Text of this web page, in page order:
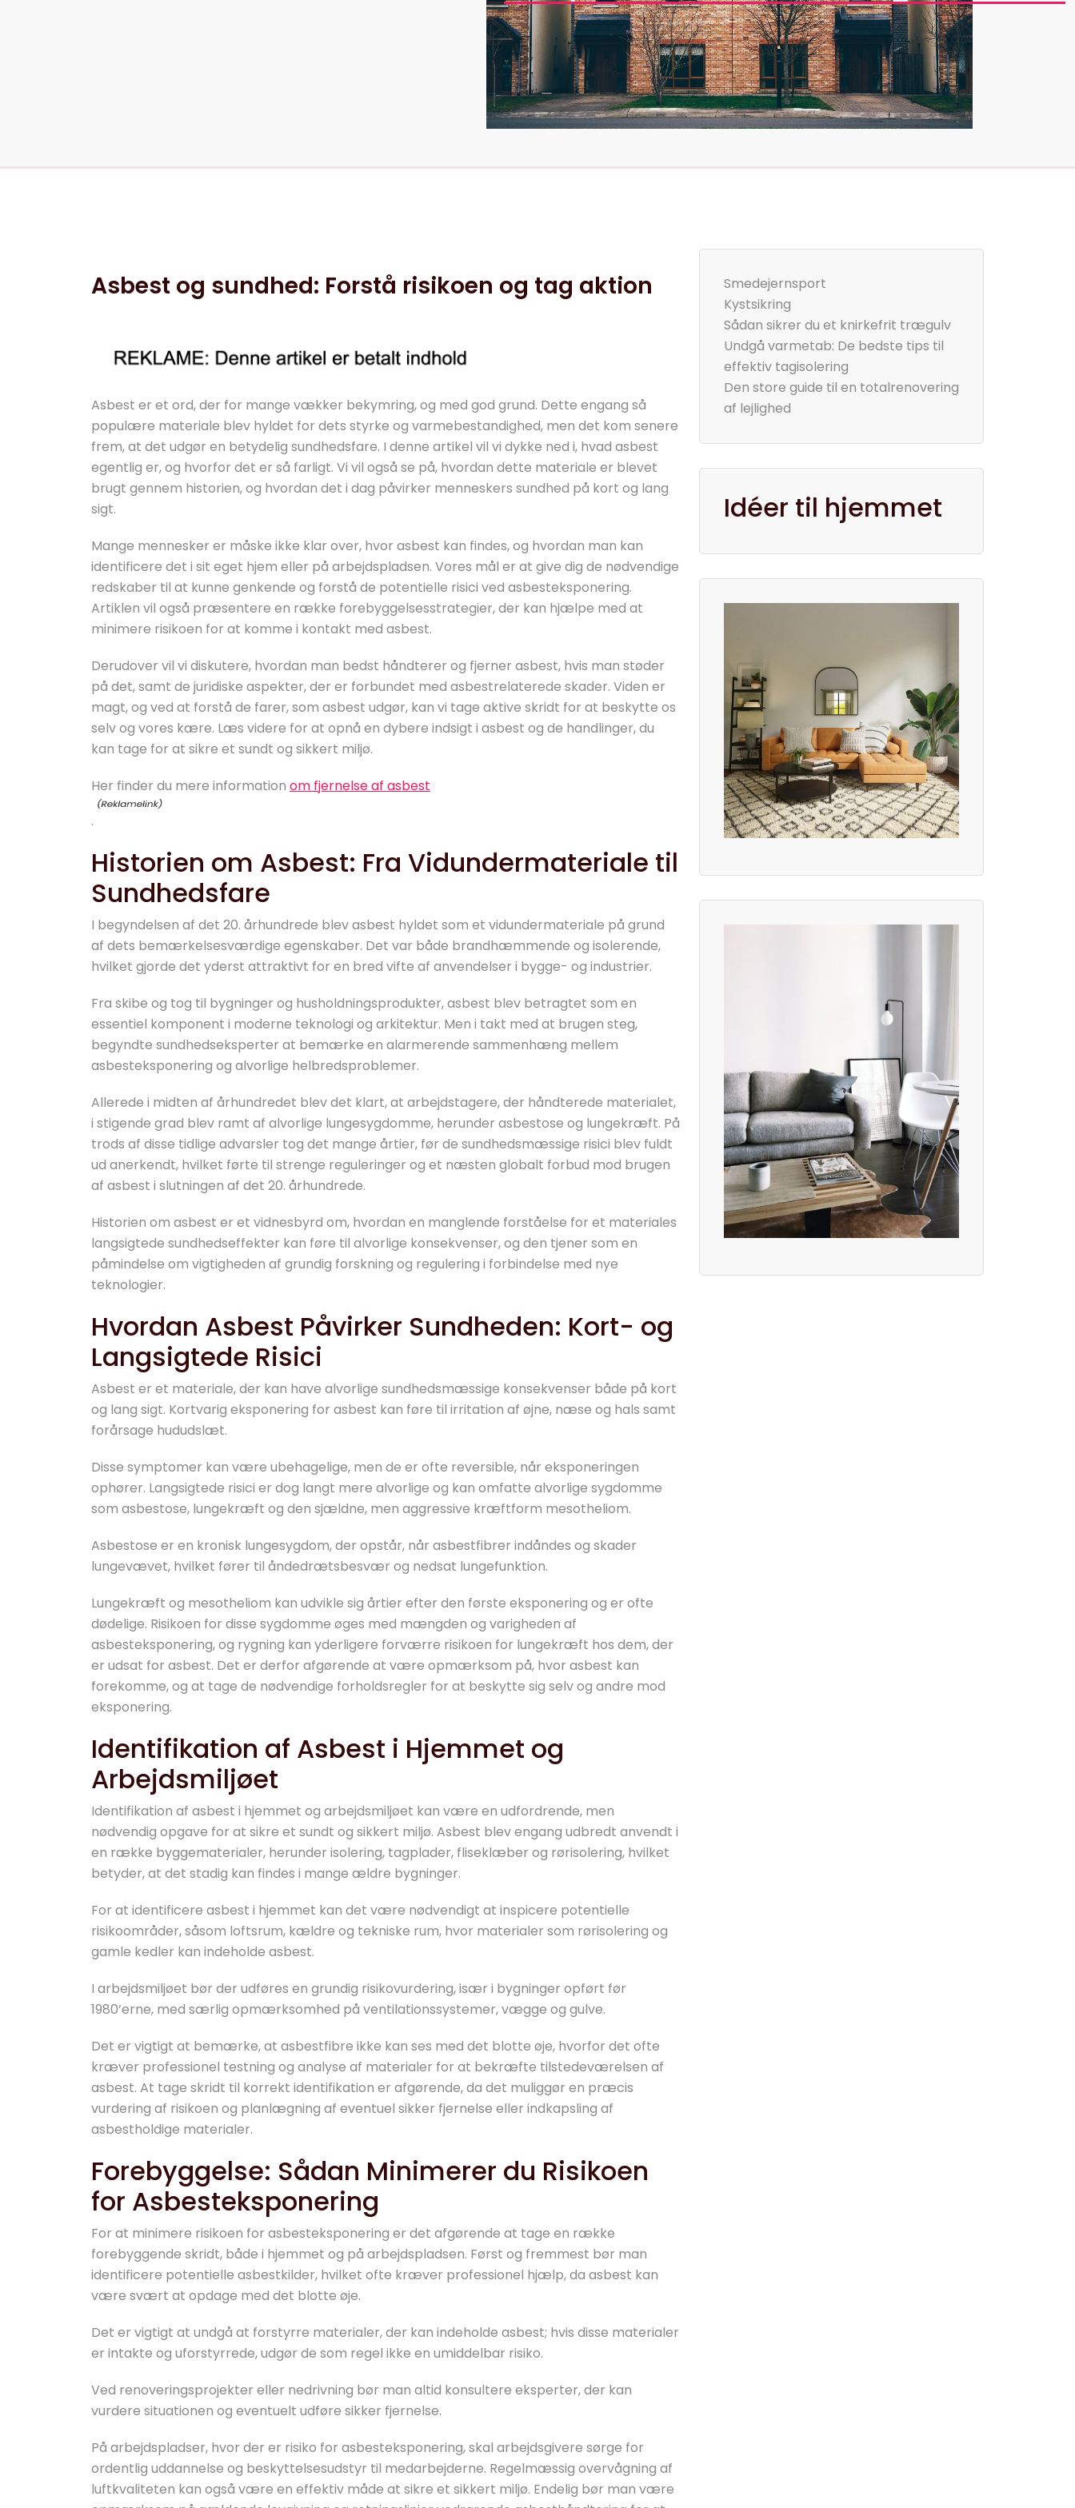
Asbest og sundhed: Forstå risikoen og tag aktion
Asbest er et ord, der for mange vækker bekymring, og med god grund. Dette engang så
populære materiale blev hyldet for dets styrke og varmebestandighed, men det kom senere
frem, at det udgør en betydelig sundhedsfare. I denne artikel vil vi dykke ned i, hvad asbest
egentlig er, og hvorfor det er så farligt. Vi vil også se på, hvordan dette materiale er blevet
brugt gennem historien, og hvordan det i dag påvirker menneskers sundhed på kort og lang
sigt.
Mange mennesker er måske ikke klar over, hvor asbest kan findes, og hvordan man kan
identificere det i sit eget hjem eller på arbejdspladsen. Vores mål er at give dig de nødvendige
redskaber til at kunne genkende og forstå de potentielle risici ved asbesteksponering.
Artiklen vil også præsentere en række forebyggelsesstrategier, der kan hjælpe med at
minimere risikoen for at komme i kontakt med asbest.
Derudover vil vi diskutere, hvordan man bedst håndterer og fjerner asbest, hvis man støder
på det, samt de juridiske aspekter, der er forbundet med asbestrelaterede skader. Viden er
magt, og ved at forstå de farer, som asbest udgør, kan vi tage aktive skridt for at beskytte os
selv og vores kære. Læs videre for at opnå en dybere indsigt i asbest og de handlinger, du
kan tage for at sikre et sundt og sikkert miljø.
Her finder du mere information om fjernelse af asbest
.
Historien om Asbest: Fra Vidundermateriale til
Sundhedsfare
I begyndelsen af det 20. århundrede blev asbest hyldet som et vidundermateriale på grund
af dets bemærkelsesværdige egenskaber. Det var både brandhæmmende og isolerende,
hvilket gjorde det yderst attraktivt for en bred vifte af anvendelser i bygge- og industrier.
Fra skibe og tog til bygninger og husholdningsprodukter, asbest blev betragtet som en
essentiel komponent i moderne teknologi og arkitektur. Men i takt med at brugen steg,
begyndte sundhedseksperter at bemærke en alarmerende sammenhæng mellem
asbesteksponering og alvorlige helbredsproblemer.
Allerede i midten af århundredet blev det klart, at arbejdstagere, der håndterede materialet,
i stigende grad blev ramt af alvorlige lungesygdomme, herunder asbestose og lungekræft. På
trods af disse tidlige advarsler tog det mange årtier, før de sundhedsmæssige risici blev fuldt
ud anerkendt, hvilket førte til strenge reguleringer og et næsten globalt forbud mod brugen
af asbest i slutningen af det 20. århundrede.
Historien om asbest er et vidnesbyrd om, hvordan en manglende forståelse for et materiales
langsigtede sundhedseffekter kan føre til alvorlige konsekvenser, og den tjener som en
påmindelse om vigtigheden af grundig forskning og regulering i forbindelse med nye
teknologier.
Hvordan Asbest Påvirker Sundheden: Kort- og
Langsigtede Risici
Asbest er et materiale, der kan have alvorlige sundhedsmæssige konsekvenser både på kort
og lang sigt. Kortvarig eksponering for asbest kan føre til irritation af øjne, næse og hals samt
forårsage hududslæt.
Disse symptomer kan være ubehagelige, men de er ofte reversible, når eksponeringen
ophører. Langsigtede risici er dog langt mere alvorlige og kan omfatte alvorlige sygdomme
som asbestose, lungekræft og den sjældne, men aggressive kræftform mesotheliom.
Asbestose er en kronisk lungesygdom, der opstår, når asbestfibrer indåndes og skader
lungevævet, hvilket fører til åndedrætsbesvær og nedsat lungefunktion.
Lungekræft og mesotheliom kan udvikle sig årtier efter den første eksponering og er ofte
dødelige. Risikoen for disse sygdomme øges med mængden og varigheden af
asbesteksponering, og rygning kan yderligere forværre risikoen for lungekræft hos dem, der
er udsat for asbest. Det er derfor afgørende at være opmærksom på, hvor asbest kan
forekomme, og at tage de nødvendige forholdsregler for at beskytte sig selv og andre mod
eksponering.
Identifikation af Asbest i Hjemmet og
Arbejdsmiljøet
Identifikation af asbest i hjemmet og arbejdsmiljøet kan være en udfordrende, men
nødvendig opgave for at sikre et sundt og sikkert miljø. Asbest blev engang udbredt anvendt i
en række byggematerialer, herunder isolering, tagplader, fliseklæber og rørisolering, hvilket
betyder, at det stadig kan findes i mange ældre bygninger.
For at identificere asbest i hjemmet kan det være nødvendigt at inspicere potentielle
risikoområder, såsom loftsrum, kældre og tekniske rum, hvor materialer som rørisolering og
gamle kedler kan indeholde asbest.
I arbejdsmiljøet bør der udføres en grundig risikovurdering, især i bygninger opført før
1980’erne, med særlig opmærksomhed på ventilationssystemer, vægge og gulve.
Det er vigtigt at bemærke, at asbestfibre ikke kan ses med det blotte øje, hvorfor det ofte
kræver professionel testning og analyse af materialer for at bekræfte tilstedeværelsen af
asbest. At tage skridt til korrekt identifikation er afgørende, da det muliggør en præcis
vurdering af risikoen og planlægning af eventuel sikker fjernelse eller indkapsling af
asbestholdige materialer.
Forebyggelse: Sådan Minimerer du Risikoen
for Asbesteksponering
For at minimere risikoen for asbesteksponering er det afgørende at tage en række
forebyggende skridt, både i hjemmet og på arbejdspladsen. Først og fremmest bør man
identificere potentielle asbestkilder, hvilket ofte kræver professionel hjælp, da asbest kan
være svært at opdage med det blotte øje.
Det er vigtigt at undgå at forstyrre materialer, der kan indeholde asbest; hvis disse materialer
er intakte og uforstyrrede, udgør de som regel ikke en umiddelbar risiko.
Ved renoveringsprojekter eller nedrivning bør man altid konsultere eksperter, der kan
vurdere situationen og eventuelt udføre sikker fjernelse.
På arbejdspladser, hvor der er risiko for asbesteksponering, skal arbejdsgivere sørge for
ordentlig uddannelse og beskyttelsesudstyr til medarbejderne. Regelmæssig overvågning af
luftkvaliteten kan også være en effektiv måde at sikre et sikkert miljø. Endelig bør man være
Smedejernsport
Kystsikring
Sådan sikrer du et knirkefrit trægulv
Undgå varmetab: De bedste tips til
effektiv tagisolering
Den store guide til en totalrenovering
af lejlighed
Idéer til hjemmet